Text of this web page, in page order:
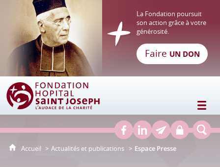
Fondation Hôpital Saint Joseph
La Fondation poursuit
son action grâce à votre
générosité.
Faire UN DON
Accueil Actualités et publications Espace Presse